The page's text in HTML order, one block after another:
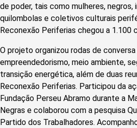
de poder, tais como mulheres, negros,
quilombolas e coletivos culturais
Reconexão Periferias chegou a 1.100
O projeto organizou rodas de
empreendedorismo, meio ambiente,
transição energética, além de duas
Reconexão Periferias. Participou da
Fundação Perseu Abramo durante a
Negras e colaborou com a pesquisa
Partido dos Trabalhadores.